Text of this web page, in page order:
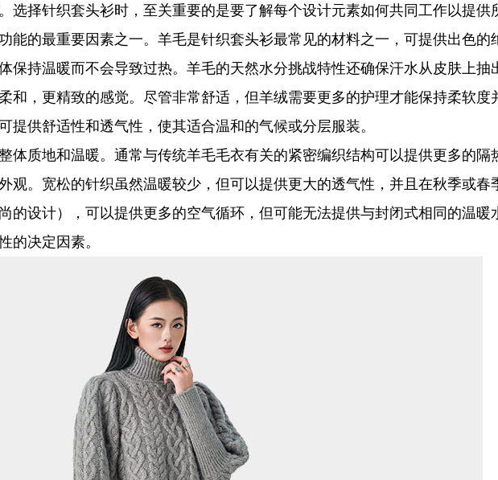
选择针织套头衫时，至关重要的是要了解每个设计元素如何共同工作以提供
能的最重要因素之一。羊毛是针织套头衫最常见的材料之一，可提供出色
保持温暖而不会导致过热。羊毛的天然水分挑战特性还确保汗水从皮肤上
和，更精致的感觉。尽管非常舒适，但羊绒需要更多的护理才能保持柔软
提供舒适性和透气性，使其适合温和的气候或分层服装。
体质地和温暖。通常与传统羊毛毛衣有关的紧密编织结构可以提供更多的
观。宽松的针织虽然温暖较少，但可以提供更大的透气性，并且在秋季或
的设计），可以提供更多的空气循环，但可能无法提供与封闭式相同的温
的决定因素。